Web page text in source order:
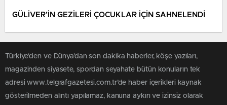
GÜLİVER’İN GEZİLERİ ÇOCUKLAR İÇİN SAHNELENDİ
Türkiye'den ve Dünya’dan son dakika haberler, köşe yazıları,
magazinden siyasete, spordan seyahate bütün konuların tek
adresi www.telgrafgazetesi.com.tr’de haber içerikleri kaynak
gösterilmeden alıntı yapılamaz, kanuna aykırı ve izinsiz olarak